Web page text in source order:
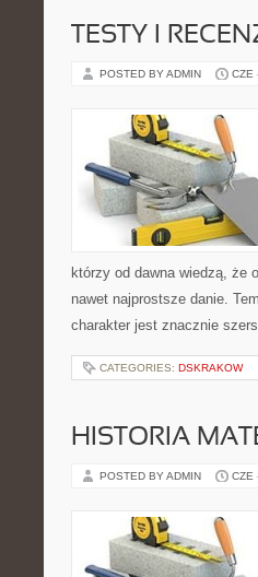
TESTY I
POSTED BY ADMIN CZE
którzy od dawna wiedzą, że
nawet najprostsze danie.
charakter jest znacznie
CATEGORIES: DSKRAKOW
HISTORIA
POSTED BY ADMIN CZE